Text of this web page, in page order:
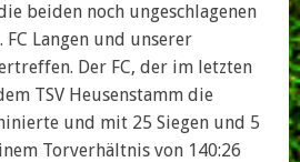
beiden noch ungeschlagenen
FC Langen und unserer
Der FC, der im letzten
TSV Heusenstamm die
und mit 25 Siegen und 5
Torverhältnis von 140:26